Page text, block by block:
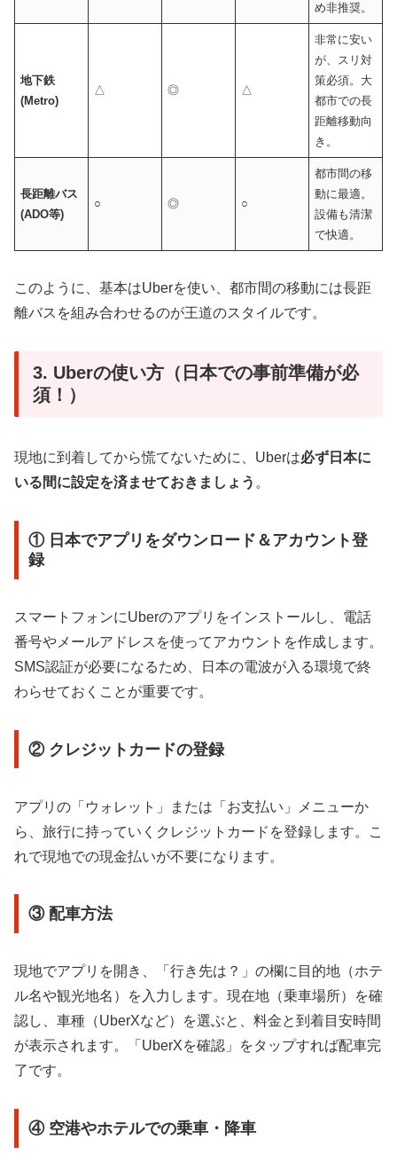
め非推奨。
地下鉄
(Metro)
△ ◎ △
非常に安い
が、スリ対
策必須。大
都市での長
距離移動向
き。
長距離バス
(ADO等)
○ ◎ ○
都市間の移
動に最適。
設備も清潔
で快適。
このように、基本はUberを使い、都市間の移動には長距
離バスを組み合わせるのが王道のスタイルです。
3. Uberの使い方（日本での事前準備が必
須！）
現地に到着してから慌てないために、Uberは必ず日本に
いる間に設定を済ませておきましょう 。
① 日本でアプリをダウンロード＆アカウント登
録
スマートフォンにUberのアプリをインストールし、電話
番号やメールアドレスを使ってアカウントを作成します。
SMS認証が必要になるため、日本の電波が入る環境で終
わらせておくことが重要です。
② クレジットカードの登録
アプリの「ウォレット」または「お支払い」メニューか
ら、旅行に持っていくクレジットカードを登録します。こ
れで現地での現金払いが不要になります。
③ 配車方法
現地でアプリを開き、「行き先は？」の欄に目的地（ホテ
ル名や観光地名）を入力します。現在地（乗車場所）を確
認し、車種（UberXなど）を選ぶと、料金と到着目安時間
が表示されます。「UberXを確認」をタップすれば配車完
了です。
④ 空港やホテルでの乗車・降車